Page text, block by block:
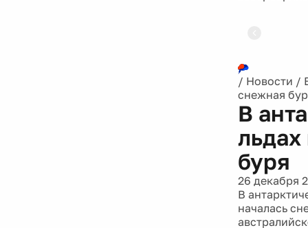
/ Новости /
снежная
В
буря
26 декабря
В
началась